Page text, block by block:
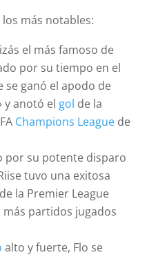
más notables:
el más famoso de
por su tiempo en el
se ganó el apodo de
y anotó el gol de la
Champions League de
por su potente disparo
tuvo una exitosa
de la Premier League
más partidos jugados
alto y fuerte, Flo se